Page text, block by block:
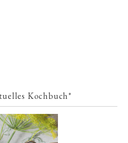
Kochbuch*